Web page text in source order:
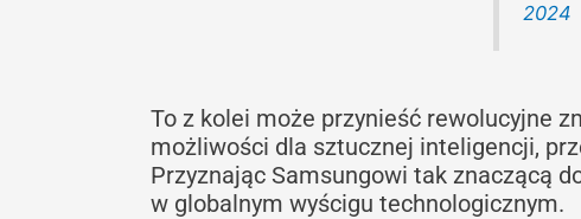
2024
To z kolei może przynieść rewolucyjne
możliwości dla sztucznej inteligencji,
Przyznając Samsungowi tak znaczącą
w globalnym wyścigu technologicznym.